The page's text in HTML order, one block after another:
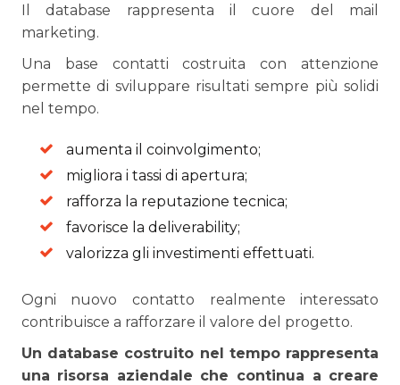
Il database rappresenta il cuore del mail
marketing.
Una base contatti costruita con attenzione
permette di sviluppare risultati sempre più solidi
nel tempo.
aumenta il coinvolgimento;
migliora i tassi di apertura;
rafforza la reputazione tecnica;
favorisce la deliverability;
valorizza gli investimenti effettuati.
Ogni nuovo contatto realmente interessato
contribuisce a rafforzare il valore del progetto.
Un database costruito nel tempo rappresenta
una risorsa aziendale che continua a creare